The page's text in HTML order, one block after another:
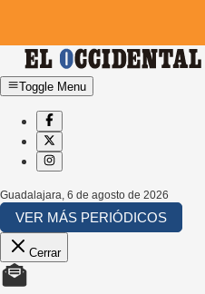
Toggle Menu
Guadalajara, 6 de agosto de 2026
VER MÁS PERIÓDICOS
Cerrar